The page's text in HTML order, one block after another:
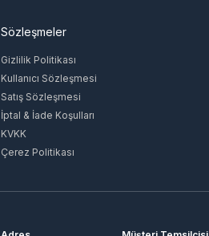
Sözleşmeler
Gizlilik Politikası
Kullanıcı Sözleşmesi
Satış Sözleşmesi
İptal & İade Koşulları
KVKK
Çerez Politikası